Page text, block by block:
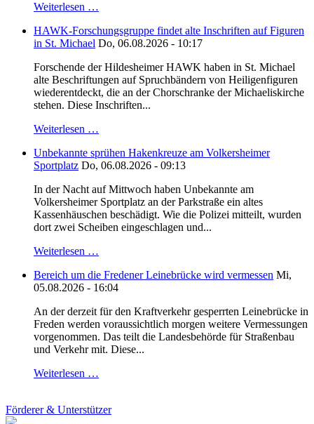
Weiterlesen …
HAWK-Forschungsgruppe findet alte Inschriften auf Figuren
in St. Michael Do, 06.08.2026 - 10:17
Forschende der Hildesheimer HAWK haben in St. Michael
alte Beschriftungen auf Spruchbändern von Heiligenfiguren
wiederentdeckt, die an der Chorschranke der Michaeliskirche
stehen. Diese Inschriften...
Weiterlesen …
Unbekannte sprühen Hakenkreuze am Volkersheimer
Sportplatz Do, 06.08.2026 - 09:13
In der Nacht auf Mittwoch haben Unbekannte am
Volkersheimer Sportplatz an der Parkstraße ein altes
Kassenhäuschen beschädigt. Wie die Polizei mitteilt, wurden
dort zwei Scheiben eingeschlagen und...
Weiterlesen …
Bereich um die Fredener Leinebrücke wird vermessen Mi,
05.08.2026 - 16:04
An der derzeit für den Kraftverkehr gesperrten Leinebrücke in
Freden werden voraussichtlich morgen weitere Vermessungen
vorgenommen. Das teilt die Landesbehörde für Straßenbau
und Verkehr mit. Diese...
Weiterlesen …
Förderer & Unterstützer